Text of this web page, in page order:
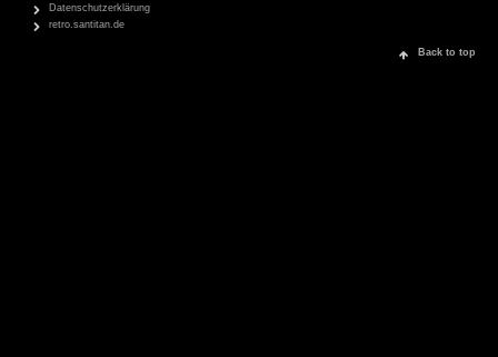
Datenschutzerklärung
retro.santitan.de
Back to top